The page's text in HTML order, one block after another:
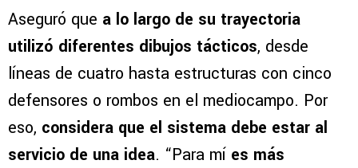
Aseguró que a lo largo de su trayectoria
utilizó diferentes dibujos tácticos, desde
líneas de cuatro hasta estructuras con cinco
defensores o rombos en el mediocampo. Por
eso, considera que el sistema debe estar al
servicio de una idea. “Para mí es más